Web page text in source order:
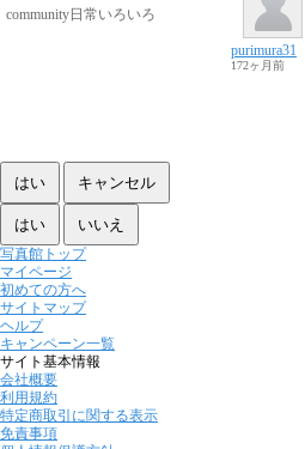
community日常いろいろ
purimura31
172ヶ月前
写真館トップ
マイページ
初めての方へ
サイトマップ
ヘルプ
キャンペーン一覧
サイト基本情報
会社概要
利用規約
特定商取引に関する表示
免責事項